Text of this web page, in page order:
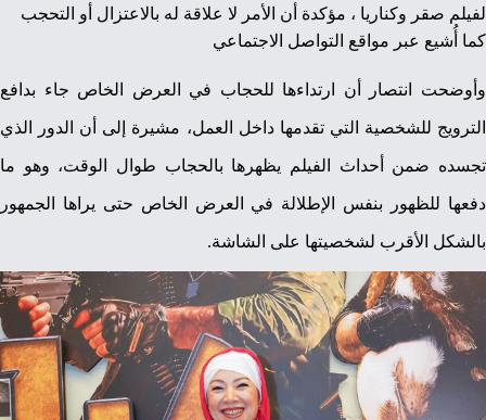
لفيلم صقر وكناريا ، مؤكدة أن الأمر لا علاقة له بالاعتزال أو التحجب
كما أُشيع عبر مواقع التواصل الاجتماعي
وأوضحت انتصار أن ارتداءها للحجاب في العرض الخاص جاء بدافع
الترويج للشخصية التي تقدمها داخل العمل، مشيرة إلى أن الدور الذي
تجسده ضمن أحداث الفيلم يظهرها بالحجاب طوال الوقت، وهو ما
دفعها للظهور بنفس الإطلالة في العرض الخاص حتى يراها الجمهور
بالشكل الأقرب لشخصيتها على الشاشة.